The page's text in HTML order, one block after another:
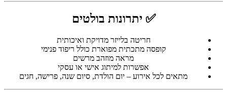
✅ יתרונות בולטים
חריטה בלייזר מדויקת ואיכותית
קופסה מתכתית מפוארת כולל ריפוד פנימי
מראה מוזהב מרשים
אפשרות למיתוג אישי או עסקי
מתאים לכל אירוע – יום הולדת, סיום שנה, פרישה, חגים